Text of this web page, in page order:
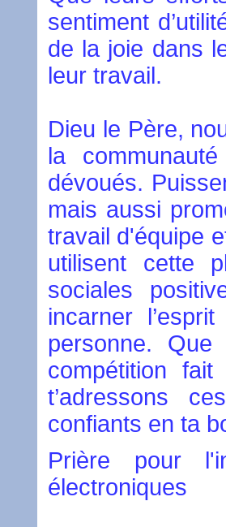
sentiment
de la joie dans
leur travail.
Dieu le Père,
la
dévoués.
mais aussi
travail d'équipe
utilisent cette
sociales
incarner
personne.
compétition
t’adressons
confiants en ta
Prière pour
électroniques